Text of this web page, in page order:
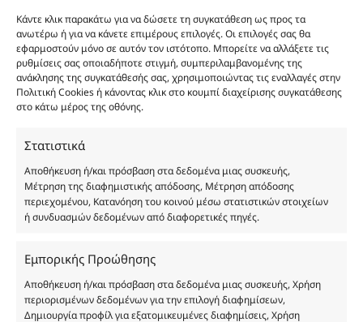
Κάντε κλικ παρακάτω για να δώσετε τη συγκατάθεση ως προς τα
ανωτέρω ή για να κάνετε επιμέρους επιλογές. Οι επιλογές σας θα
εφαρμοστούν μόνο σε αυτόν τον ιστότοπο. Μπορείτε να αλλάξετε τις
ρυθμίσεις σας οποιαδήποτε στιγμή, συμπεριλαμβανομένης της
ανάκλησης της συγκατάθεσής σας, χρησιμοποιώντας τις εναλλαγές στην
Πολιτική Cookies ή κάνοντας κλικ στο κουμπί διαχείρισης συγκατάθεσης
στο κάτω μέρος της οθόνης.
Στατιστικά
Αποθήκευση ή/και πρόσβαση στα δεδομένα μιας συσκευής,
Μέτρηση της διαφημιστικής απόδοσης, Μέτρηση απόδοσης
περιεχομένου, Κατανόηση του κοινού μέσω στατιστικών στοιχείων
ή συνδυασμών δεδομένων από διαφορετικές πηγές.
Εμπορικής Προώθησης
Αποθήκευση ή/και πρόσβαση στα δεδομένα μιας συσκευής, Χρήση
περιορισμένων δεδομένων για την επιλογή διαφημίσεων,
Δημιουργία προφίλ για εξατομικευμένες διαφημίσεις, Χρήση
πραγματικότητα. Πρόθεση της επιχείρησης μας δεν
είναι η παραπλάνηση και η εξαπάτηση του
καταναλωτή. Όλα μας τα προϊόντα είναι τύπου, σε
χύμα μορφή και είναι εμπνευσμένα από τα
αντίστοιχα αυθεντικά γνωστών οίκων. Οι
προϊόντων αποτελούν αναφαίρετη και
Δημιουργών-Οίκων. Οι εικόνες ενδέχεται να
υπόκεινται σε πνευματικά δικαιώματα.
Με επιφύλαξη κάθε νόμιμου δικαιώματος.
Eau de parfum